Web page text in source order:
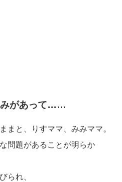
みがあって……
まと、りすママ、みみママ。
問題があることが明らか
られ、